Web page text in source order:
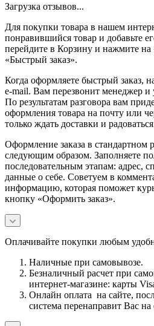
Загрузка отзывов...
Для покупки товара в нашем
понравившийся товар и добавьте
перейдите в Корзину и нажмите
«Быстрый заказ».
Когда оформляете быстрый
e-mail. Вам перезвонит менеджер и
По результатам разговора вам
оформления товара на почту или
только ждать доставки и
Оформление заказа в стандартном
следующим образом. Заполняете
последовательным этапам: адрес,
данные о себе. Советуем в
информацию, которая поможет
кнопку «Оформить заказ».
Оплачивайте покупки любым
Наличные при самовывозе.
Безналичный расчет при
интернет-магазине: карты
Онлайн оплата на сайте,
система перенаправит Вас